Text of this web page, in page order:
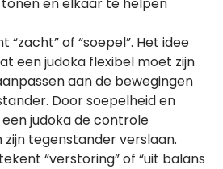
“zacht” of “soepel”. Het idee
een judoka flexibel moet zijn
aan de bewegingen
Door soepelheid en
judoka de controle
tegenstander verslaan.
“verstoring” of “uit balans